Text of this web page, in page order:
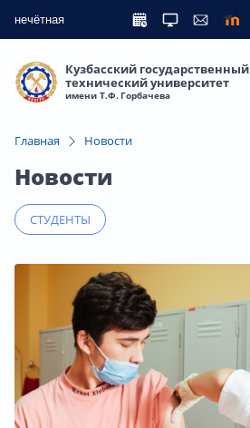
нечётная
Кузбасский государственный
технический университет
имени Т.Ф. Горбачева
Главная Новости
Новости
СТУДЕНТЫ